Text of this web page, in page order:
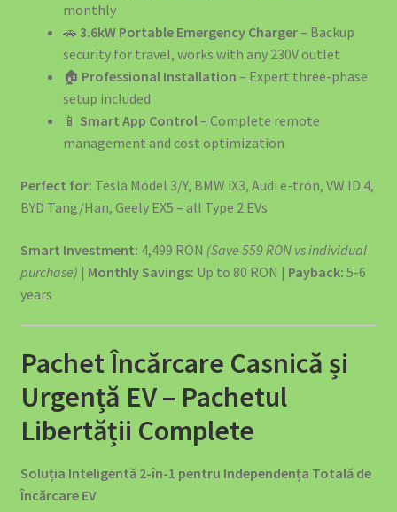
EV Public Charging Cable type 2 to type 2
EV4GREEN – Soluții Energetice pentru Afaceri
EV4GREEN – Soluții Energetice pentru Locuințe
Ghidul Complet Wallbox România 2026
Home – Office – 22kw 32A Charger 3-Phase Type 2 Socket
Încărcătoare EV – Soluții Complete pentru Mașina Ta
Electrică
Informații Despre Companie
Îngrijire Auto
luminat Solar România – Soluții Complete pentru Grădină
și Casă
monthly
🚗 3.6kW Portable Emergency Charger– Backup
security for travel, works with any 230V outlet
🏠 Professional Installation – Expert three-phase
setup included
📱 Smart App Control– Complete remote
management and cost optimization
Perfect for: Tesla Model 3/Y, BMW iX3, Audi e-tron, VW ID.4,
BYD Tang/Han, Geely EX5 – all Type 2 EVs
Smart Investment: 4,499 RON (Save 559 RON vs individual
purchase) | Monthly Savings: Up to 80 RON | Payback: 5-6
years
Pachet Încărcare Casnică și
Urgență EV – Pachetul
Libertății Complete
Soluția Inteligentă 2-în-1 pentru Independența Totală de
Încărcare EV